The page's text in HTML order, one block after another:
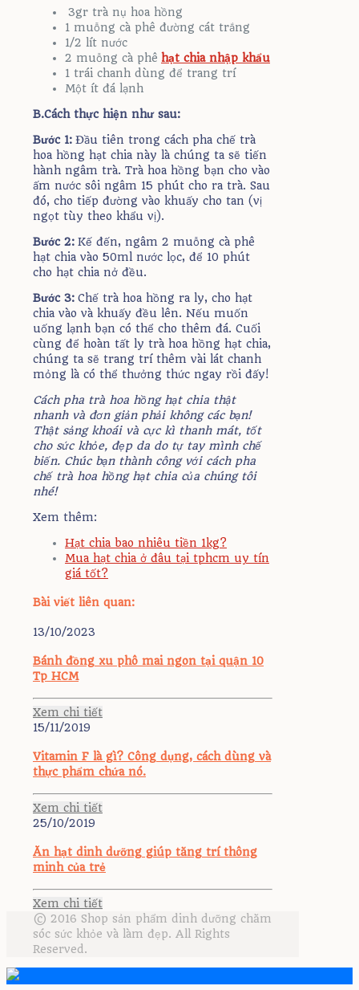
3gr trà nụ hoa hồng
1 muỗng cà phê đường cát trắng
1/2 lít nước
2 muỗng cà phê hạt chia nhập khẩu
1 trái chanh dùng để trang trí
Một ít đá lạnh
B.Cách thực hiện như sau:
Bước 1: Đầu tiên trong cách pha chế trà
hoa hồng hạt chia này là chúng ta sẽ tiến
hành ngâm trà. Trà hoa hồng bạn cho vào
ấm nước sôi ngâm 15 phút cho ra trà. Sau
đó, cho tiếp đường vào khuấy cho tan (vị
ngọt tùy theo khẩu vị).
Bước 2: Kế đến, ngâm 2 muỗng cà phê
hạt chia vào 50ml nước lọc, để 10 phút
cho hạt chia nở đều.
Bước 3: Chế trà hoa hồng ra ly, cho hạt
chia vào và khuấy đều lên. Nếu muốn
uống lạnh bạn có thể cho thêm đá. Cuối
cùng để hoàn tất ly trà hoa hồng hạt chia,
chúng ta sẽ trang trí thêm vài lát chanh
mỏng là có thể thưởng thức ngay rồi đấy!
Cách pha trà hoa hồng hạt chia thật
nhanh và đơn giản phải không các bạn!
Thật sảng khoái và cực kì thanh mát, tốt
cho sức khỏe, đẹp da do tự tay mình chế
biến. Chúc bạn thành công với cách pha
chế trà hoa hồng hạt chia của chúng tôi
nhé!
Xem thêm:
Hạt chia bao nhiêu tiền 1kg?
Mua hạt chia ở đâu tại tphcm uy tín
giá tốt?
Bài viết liên quan:
13/10/2023
Bánh đồng xu phô mai ngon tại quận 10
Tp HCM
Xem chi tiết
15/11/2019
Vitamin F là gì? Công dụng, cách dùng và
thực phẩm chứa nó.
Xem chi tiết
25/10/2019
Ăn hạt dinh dưỡng giúp tăng trí thông
minh của trẻ
Xem chi tiết
© 2016 Shop sản phẩm dinh dưỡng chăm
sóc sức khỏe và làm đẹp. All Rights
Reserved.